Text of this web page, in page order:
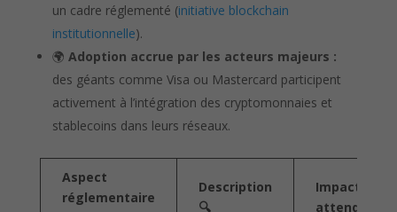
un cadre réglementé (initiative blockchain
institutionnelle).
🌍 Adoption accrue par les acteurs majeurs :
des géants comme Visa ou Mastercard participent
activement à l’intégration des cryptomonnaies et
stablecoins dans leurs réseaux.
Aspect
réglementaire
Description
🔍
Impact
attendu 🚀